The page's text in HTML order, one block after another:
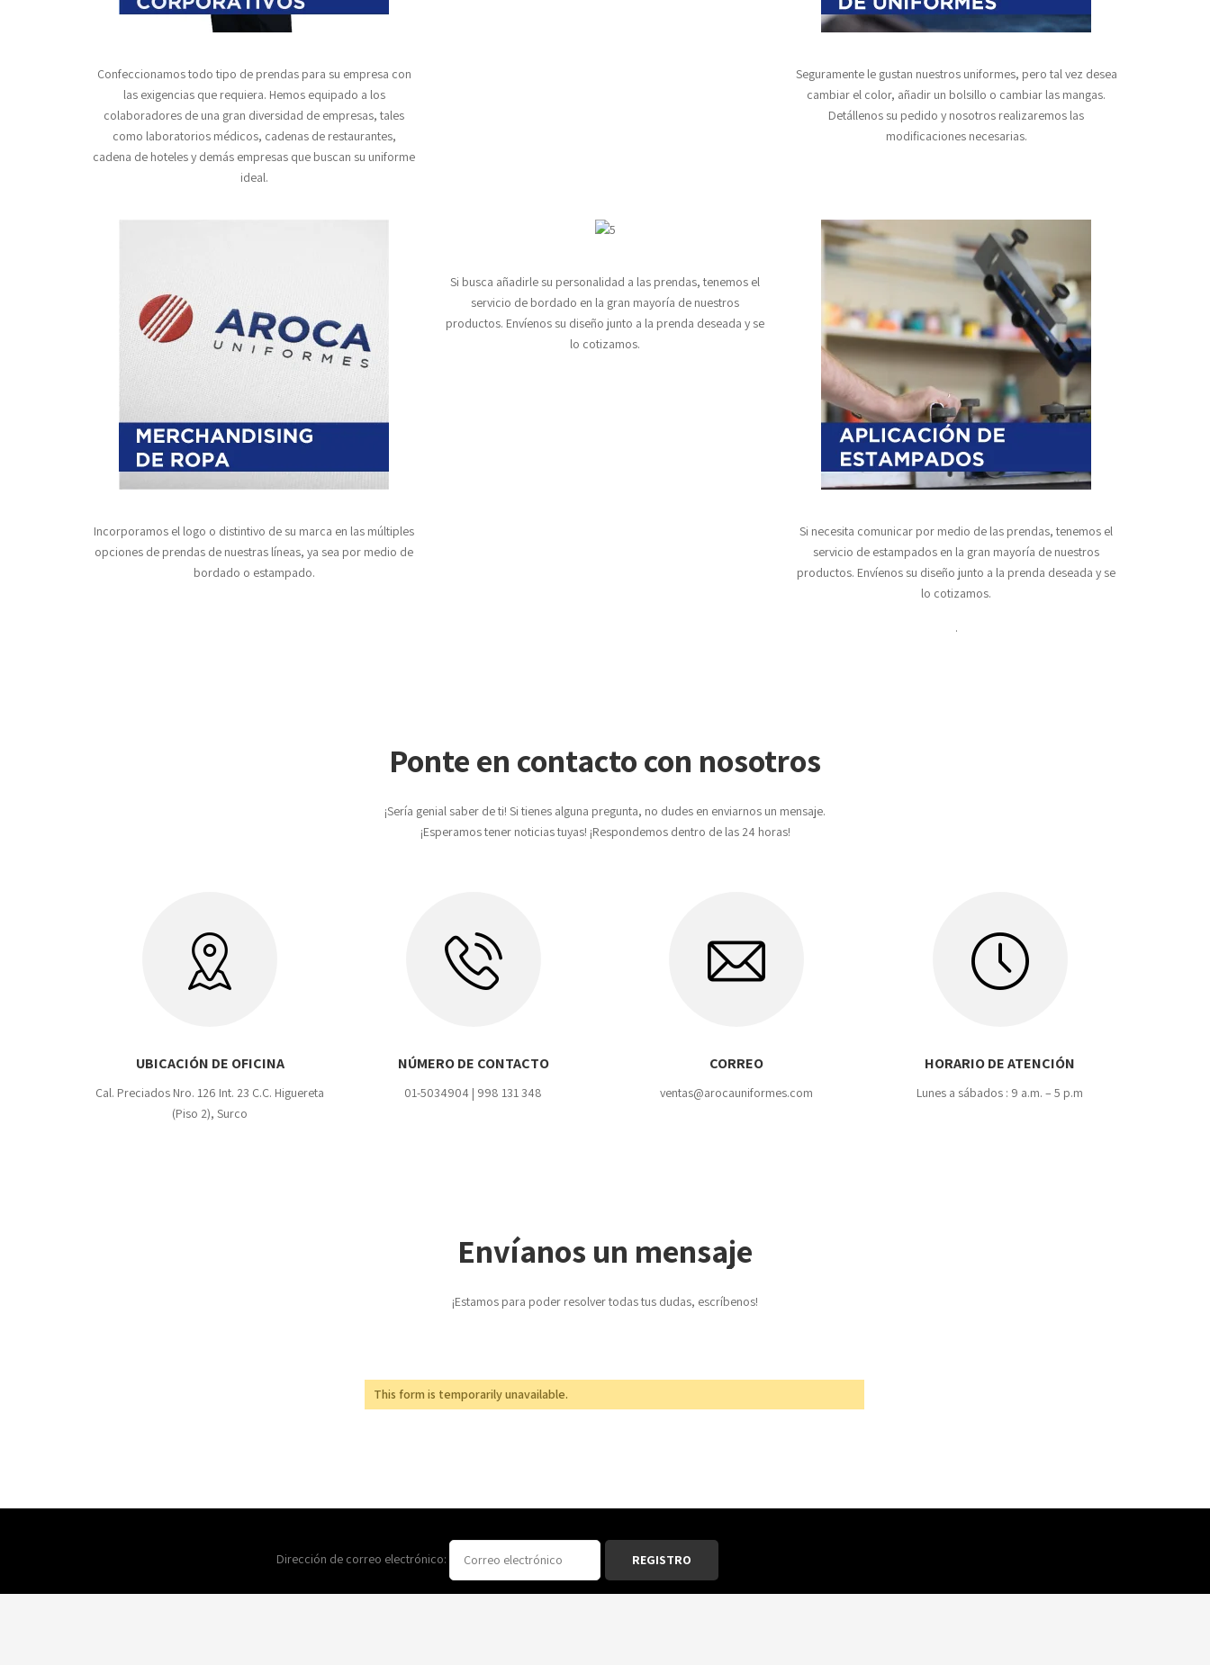
Confeccionamos todo tipo de prendas para su empresa con
las exigencias que requiera. Hemos equipado a los
colaboradores de una gran diversidad de empresas, tales
como laboratorios médicos, cadenas de restaurantes,
cadena de hoteles y demás empresas que buscan su uniforme
ideal.
Seguramente le gustan nuestros uniformes, pero tal vez desea
cambiar el color, añadir un bolsillo o cambiar las mangas.
Detállenos su pedido y nosotros realizaremos las
modificaciones necesarias.
Incorporamos el logo o distintivo de su marca en las múltiples
opciones de prendas de nuestras líneas, ya sea por medio de
bordado o estampado.
Si busca añadirle su personalidad a las prendas, tenemos el
servicio de bordado en la gran mayoría de nuestros
productos. Envíenos su diseño junto a la prenda deseada y se
lo cotizamos.
Si necesita comunicar por medio de las prendas, tenemos el
servicio de estampados en la gran mayoría de nuestros
productos. Envíenos su diseño junto a la prenda deseada y se
lo cotizamos.
.
Ponte en contacto con nosotros
¡Sería genial saber de ti! Si tienes alguna pregunta, no dudes en enviarnos un mensaje.
¡Esperamos tener noticias tuyas! ¡Respondemos dentro de las 24 horas!
UBICACIÓN DE OFICINA
Cal. Preciados Nro. 126 Int. 23 C.C. Higuereta
(Piso 2), Surco
NÚMERO DE CONTACTO
01-5034904 | 998 131 348
CORREO
ventas@arocauniformes.com
HORARIO DE ATENCIÓN
Lunes a sábados : 9 a.m. – 5 p.m
Envíanos un mensaje
¡Estamos para poder resolver todas tus dudas, escríbenos!
This form is temporarily unavailable.
Dirección de correo electrónico: